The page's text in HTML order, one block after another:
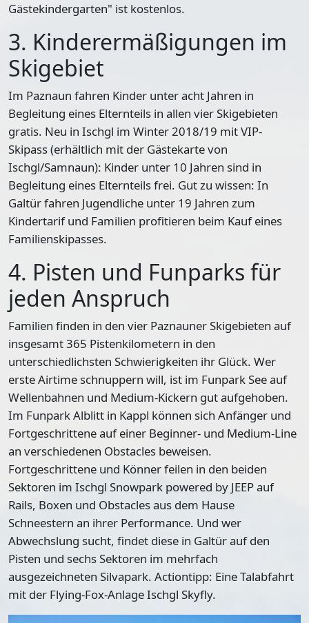
Gästekindergarten" ist kostenlos.
3. Kinderermäßigungen im
Skigebiet
Im Paznaun fahren Kinder unter acht Jahren in
Begleitung eines Elternteils in allen vier Skigebieten
gratis. Neu in Ischgl im Winter 2018/19 mit VIP-
Skipass (erhältlich mit der Gästekarte von
Ischgl/Samnaun): Kinder unter 10 Jahren sind in
Begleitung eines Elternteils frei. Gut zu wissen: In
Galtür fahren Jugendliche unter 19 Jahren zum
Kindertarif und Familien profitieren beim Kauf eines
Familienskipasses.
4. Pisten und Funparks für
jeden Anspruch
Familien finden in den vier Paznauner Skigebieten auf
insgesamt 365 Pistenkilometern in den
unterschiedlichsten Schwierigkeiten ihr Glück. Wer
erste Airtime schnuppern will, ist im Funpark See auf
Wellenbahnen und Medium-Kickern gut aufgehoben.
Im Funpark Alblitt in Kappl können sich Anfänger und
Fortgeschrittene auf einer Beginner- und Medium-Line
an verschiedenen Obstacles beweisen.
Fortgeschrittene und Könner feilen in den beiden
Sektoren im Ischgl Snowpark powered by JEEP auf
Rails, Boxen und Obstacles aus dem Hause
Schneestern an ihrer Performance. Und wer
Abwechslung sucht, findet diese in Galtür auf den
Pisten und sechs Sektoren im mehrfach
ausgezeichneten Silvapark. Actiontipp: Eine Talabfahrt
mit der Flying-Fox-Anlage Ischgl Skyfly.